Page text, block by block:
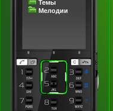
Темы
Мелодии